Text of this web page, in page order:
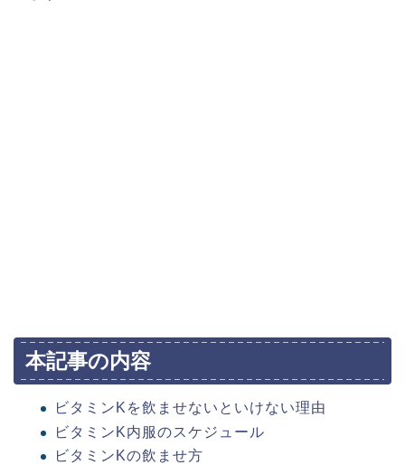
本記事の内容
ビタミンKを飲ませないといけない理由
ビタミンK内服のスケジュール
ビタミンKの飲ませ方